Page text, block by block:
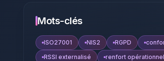
Mots-clés
ISO27001 NIS2 RGPD
RSSI externalisé
renfort opérationnel